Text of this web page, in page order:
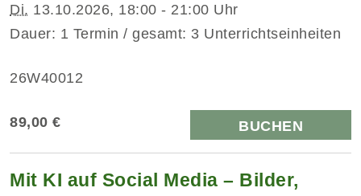
Di. 13.10.2026, 18:00 - 21:00 Uhr
Dauer: 1 Termin / gesamt: 3 Unterrichtseinheiten
26W40012
89,00 € BUCHEN
Mit KI auf Social Media – Bilder,